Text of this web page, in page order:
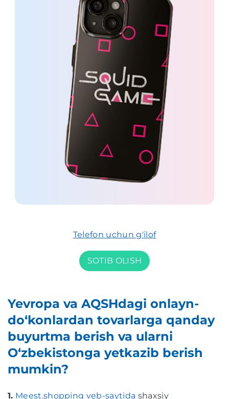
Telefon uchun g'ilof
SOTIB OLISH
Yevropa va AQSHdagi onlayn-
do‘konlardan tovarlarga qanday
buyurtma berish va ularni
O‘zbekistonga yetkazib berish
mumkin?
1. Meest.shopping veb-saytida shaxsiy